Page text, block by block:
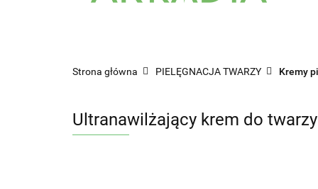
Strona główna PIELĘGNACJA TWARZY Kremy
Ultranawilżający krem do twarzy